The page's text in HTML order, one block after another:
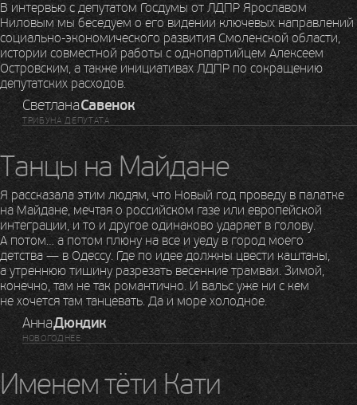
В интервью с депутатом Госдумы от ЛДПР Ярославом
Ниловым мы беседуем о его видении ключевых направлений
социально-экономического развития Смоленской области,
истории совместной работы с однопартийцем Алексеем
Островским, а также инициативах ЛДПР по сокращению
депутатских расходов.
СветланаСавенок
ТРИБУНА ДЕПУТАТА
Танцы на Майдане
Я рассказала этим людям, что Новый год проведу в палатке
на Майдане, мечтая о российском газе или европейской
интеграции, и то и другое одинаково ударяет в голову.
А потом… а потом плюну на все и уеду в город моего
детства — в Одессу. Где по идее должны цвести каштаны,
а утреннюю тишину разрезать весенние трамваи. Зимой,
конечно, там не так романтично. И вальс уже ни с кем
не хочется там танцевать. Да и море холодное.
АннаДюндик
НОВОГОДНЕЕ
Именем тёти Кати